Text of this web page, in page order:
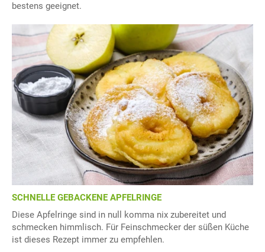
bestens geeignet.
SCHNELLE GEBACKENE APFELRINGE
Diese Apfelringe sind in null komma nix zubereitet und
schmecken himmlisch. Für Feinschmecker der süßen Küche
ist dieses Rezept immer zu empfehlen.